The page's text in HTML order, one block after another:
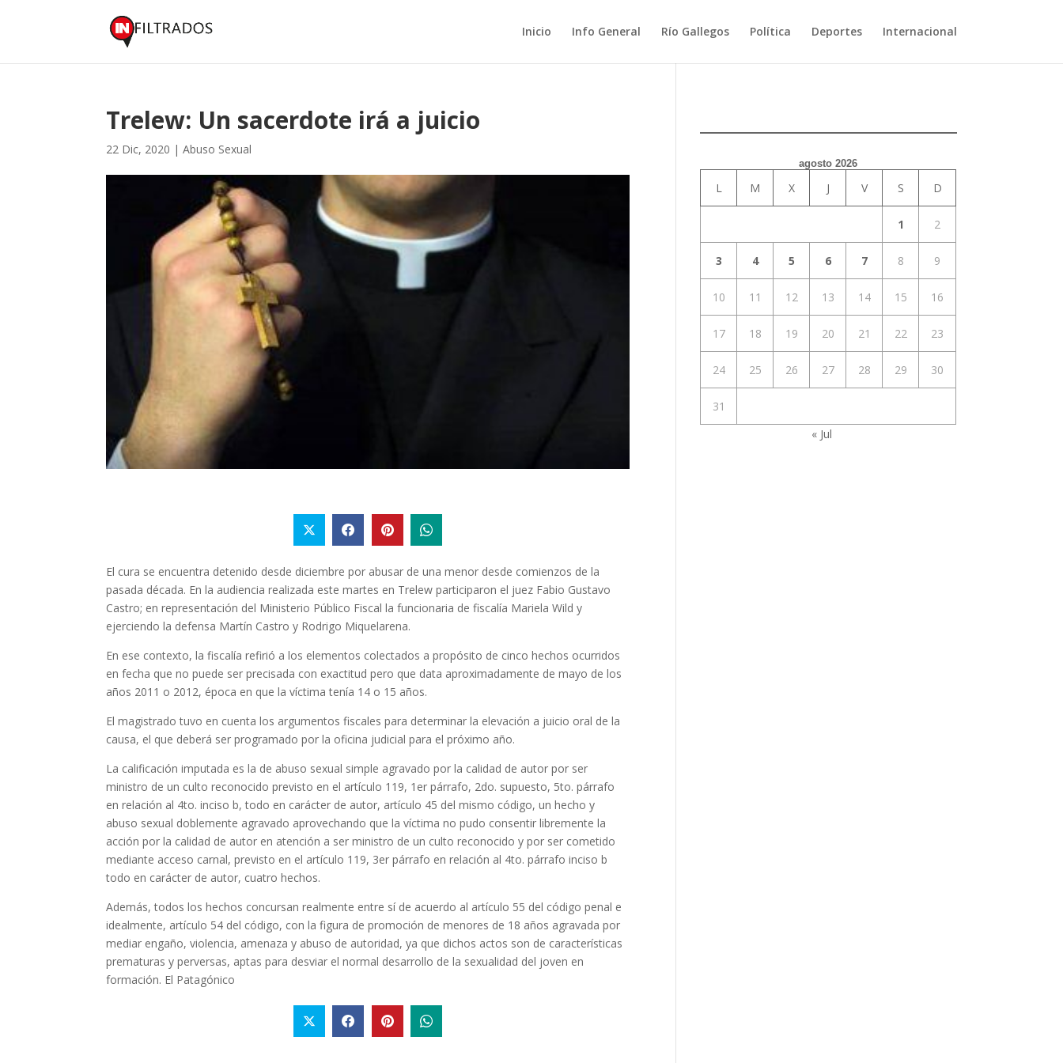
Inicio Info General Río Gallegos Política Deportes Internacional
Trelew: Un sacerdote irá a juicio
22 Dic, 2020 |Abuso Sexual
El cura se encuentra detenido desde diciembre por abusar de una menor desde comienzos de la
pasada década. En la audiencia realizada este martes en Trelew participaron el juez Fabio Gustavo
Castro; en representación del Ministerio Público Fiscal la funcionaria de fiscalía Mariela Wild y
ejerciendo la defensa Martín Castro y Rodrigo Miquelarena.
En ese contexto, la fiscalía refirió a los elementos colectados a propósito de cinco hechos ocurridos
en fecha que no puede ser precisada con exactitud pero que data aproximadamente de mayo de los
años 2011 o 2012, época en que la víctima tenía 14 o 15 años.
El magistrado tuvo en cuenta los argumentos fiscales para determinar la elevación a juicio oral de la
causa, el que deberá ser programado por la oficina judicial para el próximo año.
La calificación imputada es la de abuso sexual simple agravado por la calidad de autor por ser
ministro de un culto reconocido previsto en el artículo 119, 1er párrafo, 2do. supuesto, 5to. párrafo
en relación al 4to. inciso b, todo en carácter de autor, artículo 45 del mismo código, un hecho y
abuso sexual doblemente agravado aprovechando que la víctima no pudo consentir libremente la
acción por la calidad de autor en atención a ser ministro de un culto reconocido y por ser cometido
mediante acceso carnal, previsto en el artículo 119, 3er párrafo en relación al 4to. párrafo inciso b
todo en carácter de autor, cuatro hechos.
Además, todos los hechos concursan realmente entre sí de acuerdo al artículo 55 del código penal e
idealmente, artículo 54 del código, con la figura de promoción de menores de 18 años agravada por
mediar engaño, violencia, amenaza y abuso de autoridad, ya que dichos actos son de características
prematuras y perversas, aptas para desviar el normal desarrollo de la sexualidad del joven en
formación. El Patagónico
agosto 2026
L M X J V S D
1 2
3 4 5 6 7 8 9
10 11 12 13 14 15 16
17 18 19 20 21 22 23
24 25 26 27 28 29 30
31
« Jul